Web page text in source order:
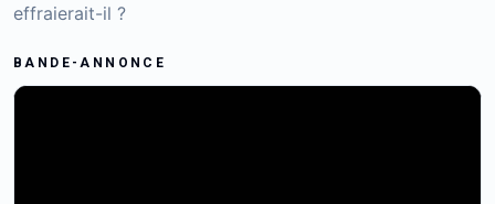
effraierait-il ?
BANDE-ANNONCE